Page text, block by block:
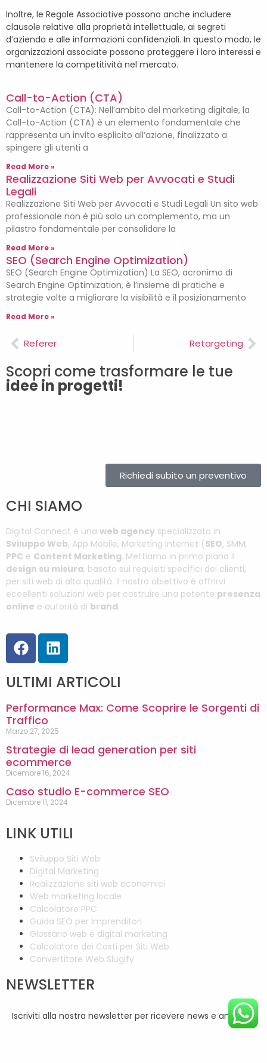
Inoltre, le Regole Associative possono anche includere
clausole relative alla proprietà intellettuale, ai segreti
d’azienda e alle informazioni confidenziali. In questo modo, le
organizzazioni associate possono proteggere i loro interessi e
mantenere la competitività nel mercato.
Call-to-Action (CTA)
Call-to-Action (CTA): Nell’ambito del marketing digitale, la
Call-to-Action (CTA) è un elemento fondamentale che
rappresenta un invito esplicito all’azione, finalizzato a
spingere gli utenti a
Read More »
Realizzazione Siti Web per Avvocati e Studi
Legali
Realizzazione Siti Web per Avvocati e Studi Legali Un sito web
professionale non è più solo un complemento, ma un
pilastro fondamentale per consolidare la
Read More »
SEO (Search Engine Optimization)
SEO (Search Engine Optimization) La SEO, acronimo di
Search Engine Optimization, è l’insieme di pratiche e
strategie volte a migliorare la visibilità e il posizionamento
Read More »
Referer Retargeting
Scopri come trasformare le tue
idee in progetti!
Richiedi subito un preventivo
CHI SIAMO
Digital Connect è una web agency specializzata in
Sviluppo Web, App Mobile, Marketing Internet (SEO, SMM,
PPC e Content Marketing. Mettiamo in primo piano il
design su misura, basato sui requisiti specifici dei clienti,
per siti web di alta qualità. Il nostro obiettivo è offrirvi
eccellenti soluzioni web per costruire una potente presenza
online e autorità di brand.
ULTIMI ARTICOLI
Performance Max: Come Scoprire le Sorgenti di
Traffico
Marzo 27, 2025
Strategie di lead generation per siti
ecommerce
Dicembre 16, 2024
Caso studio E-commerce SEO
Dicembre 11, 2024
LINK UTILI
Sviluppo Siti Web
Digital Marketing
Realizzazione siti web economici
Web marketing locale
Calcolatore PPC
Guida SEO per Imprenditori
Glossario web e digital marketing
Calcolatore dei Costi per Siti Web
Convertitore Web Slugify
NEWSLETTER
Iscriviti alla nostra newsletter per ricevere news e annunci